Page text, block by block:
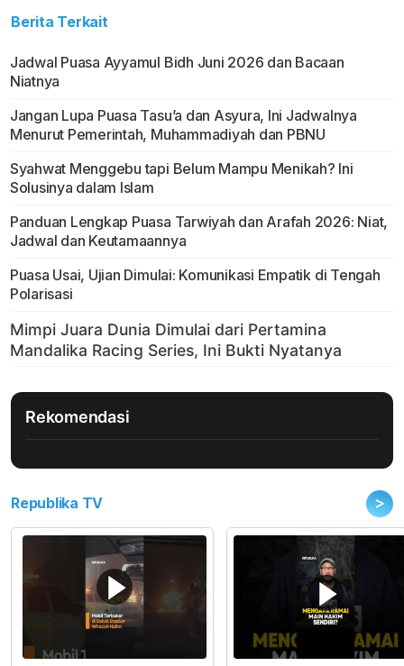
Berita Terkait
Jadwal Puasa Ayyamul Bidh Juni 2026 dan Bacaan
Niatnya
Jangan Lupa Puasa Tasu’a dan Asyura, Ini Jadwalnya
Menurut Pemerintah, Muhammadiyah dan PBNU
Syahwat Menggebu tapi Belum Mampu Menikah? Ini
Solusinya dalam Islam
Panduan Lengkap Puasa Tarwiyah dan Arafah 2026: Niat,
Jadwal dan Keutamaannya
Puasa Usai, Ujian Dimulai: Komunikasi Empatik di Tengah
Polarisasi
Rekomendasi
Republika TV >